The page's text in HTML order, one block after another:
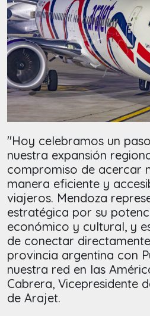
"Hoy celebramos un
nuestra expansión
compromiso de acercar
manera eficiente y
viajeros. Mendoza
estratégica por su
económico y cultural, y
de conectar
provincia argentina con
nuestra red en las
Cabrera, Vicepresidente
de Arajet.